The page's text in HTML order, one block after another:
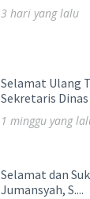
3 hari yang lalu
Selamat Ulang
Sekretaris Dinas
1 minggu yang
Selamat dan
Jumansyah, S....